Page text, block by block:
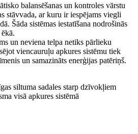
balansēšanas un kontroles vārstu
stāvvada, ar kuru ir iespējams viegli
Šāda sistēmas iestatīšana nodrošinās
un neviena telpa netiks pārlieku
viencauruļu apkures sistēmu tiek
un samazināts enerģijas patēriņš.
siltuma sadales starp dzīvokļiem
visā apkures sistēmā